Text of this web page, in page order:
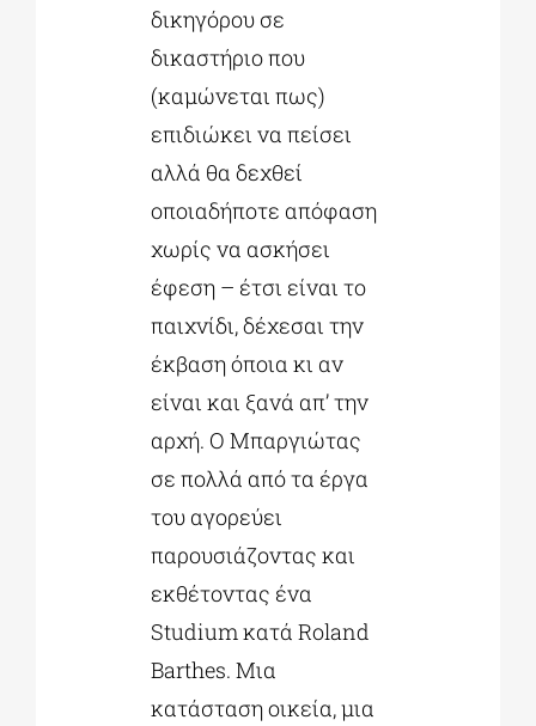
δικηγόρου σε
δικαστήριο που
(καμώνεται πως)
επιδιώκει να πείσει
αλλά θα δεχθεί
οποιαδήποτε απόφαση
χωρίς να ασκήσει
έφεση – έτσι είναι το
παιχνίδι, δέχεσαι την
έκβαση όποια κι αν
είναι και ξανά απ’ την
αρχή. Ο Μπαργιώτας
σε πολλά από τα έργα
του αγορεύει
παρουσιάζοντας και
εκθέτοντας ένα
Studium κατά Roland
Barthes. Μια
κατάσταση οικεία, μια